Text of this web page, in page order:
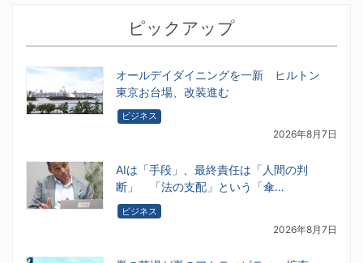
ピックアップ
オールデイダイニングを一新 ヒルトン
東京お台場、改装進む
ビジネス
2026年8月7日
AIは「手段」、最終責任は「人間の判
断」 「法の支配」という「傘…
ビジネス
2026年8月7日